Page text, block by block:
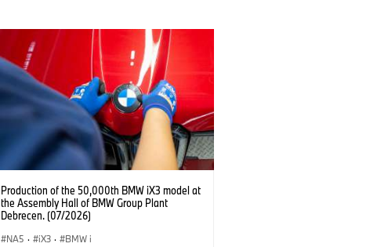
Production of the 50,000th BMW iX3 model at
the Assembly Hall of BMW Group Plant
Debrecen. (07/2026)
NA5 · iX3 · BMW i